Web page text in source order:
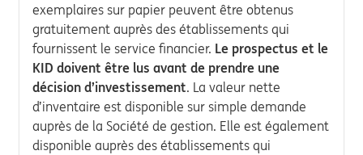
exemplaires sur papier peuvent être obtenus
gratuitement auprès des établissements qui
fournissent le service financier. Le prospectus et le
KID doivent être lus avant de prendre une
décision d’investissement. La valeur nette
d’inventaire est disponible sur simple demande
auprès de la Société de gestion. Elle est également
disponible auprès des établissements qui